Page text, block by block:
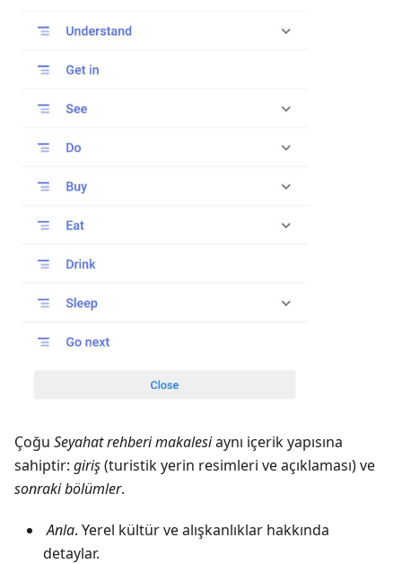
Çoğu Seyahat rehberi makalesiaynı içerik yapısına
sahiptir: giriş(turistik yerin resimleri ve açıklaması) ve
sonraki bölümler.
Anla. Yerel kültür ve alışkanlıklar hakkında
detaylar.